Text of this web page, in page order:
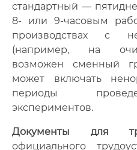
стандартный —
8- или 9-часовым
производствах с
(например, на
возможен сменный
может включать
периоды
экспериментов.
Документы для
официального